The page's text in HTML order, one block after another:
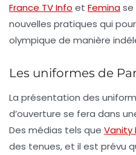
France TV Info et Feminase
nouvelles pratiques qui
olympique de manière
Les uniformes de
La présentation des
d’ouverture se fera dans
Des médias tels que Vanity
des tenues, et il est prévu